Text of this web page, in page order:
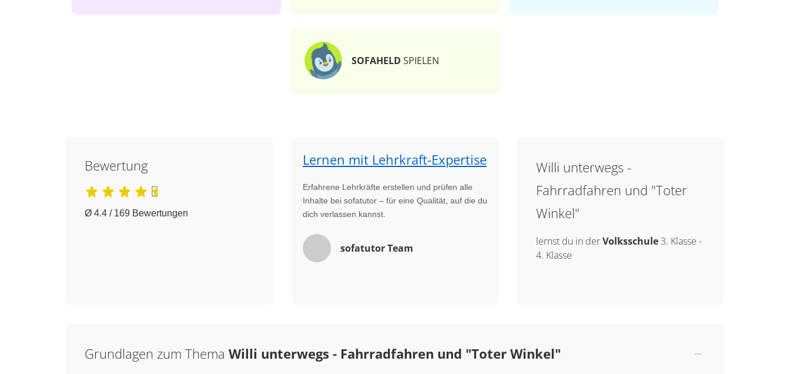
SOFAHELD SPIELEN
Bewertung
Ø 4.4 / 169 Bewertungen
Lernen mit Lehrkraft-Expertise
Erfahrene Lehrkräfte erstellen und prüfen alle
Inhalte bei sofatutor – für eine Qualität, auf die du
dich verlassen kannst.
sofatutor Team
Willi unterwegs -
Fahrradfahren und "Toter
Winkel"
lernst du in derVolksschule 3. Klasse -
4. Klasse
Grundlagen zum Thema Willi unterwegs - Fahrradfahren und "Toter Winkel"